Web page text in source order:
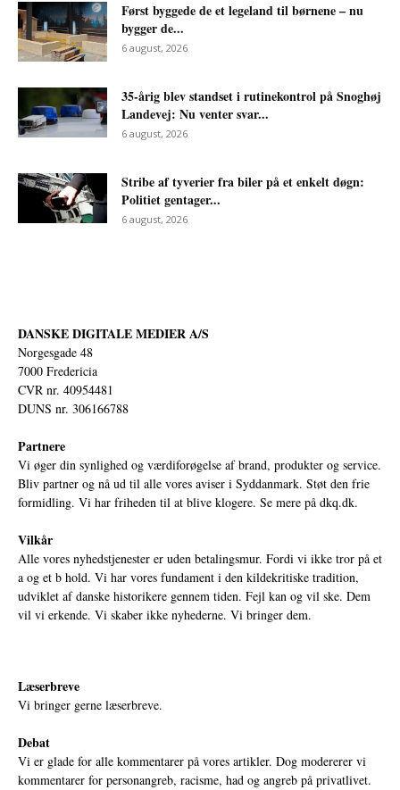
Først byggede de et legeland til børnene – nu
bygger de...
6 august, 2026
35-årig blev standset i rutinekontrol på Snoghøj
Landevej: Nu venter svar...
6 august, 2026
Stribe af tyverier fra biler på et enkelt døgn:
Politiet gentager...
6 august, 2026
DANSKE DIGITALE MEDIER A/S
Norgesgade 48
7000 Fredericia
CVR nr. 40954481
DUNS nr. 306166788
Partnere
Vi øger din synlighed og værdiforøgelse af brand, produkter og service.
Bliv partner og nå ud til alle vores aviser i Syddanmark. Støt den frie
formidling. Vi har friheden til at blive klogere. Se mere på dkq.dk.
Vilkår
Alle vores nyhedstjenester er uden betalingsmur. Fordi vi ikke tror på et
a og et b hold. Vi har vores fundament i den kildekritiske tradition,
udviklet af danske historikere gennem tiden. Fejl kan og vil ske. Dem
vil vi erkende. Vi skaber ikke nyhederne. Vi bringer dem.
Læserbreve
Vi bringer gerne læserbreve.
Debat
Vi er glade for alle kommentarer på vores artikler. Dog modererer vi
kommentarer for personangreb, racisme, had og angreb på privatlivet.